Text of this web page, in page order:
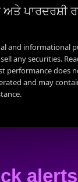
ਅਤੇ ਪਾਰਦਰਸ਼ੀ
and informational
any securities.
performance
and may
alerts